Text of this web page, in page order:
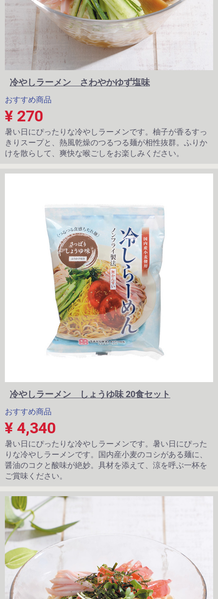
冷やしラーメン さわやかゆず塩味
おすすめ商品
¥ 270
暑い日にぴったりな冷やしラーメンです。柚子が香るすっ
きりスープと、熱風乾燥のつるつる麺が相性抜群。ふりか
けを散らして、爽快な喉ごしをお楽しみください。
冷やしラーメン しょうゆ味 20食セット
おすすめ商品
¥ 4,340
暑い日にぴったりな冷やしラーメンです。暑い日にぴった
りな冷やしラーメンです。国内産小麦のコシがある麺に、
醤油のコクと酸味が絶妙。具材を添えて、涼を呼ぶ一杯を
ご賞味ください。